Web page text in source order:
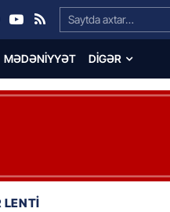
Search…
MƏDƏNIYYƏT DIGƏR